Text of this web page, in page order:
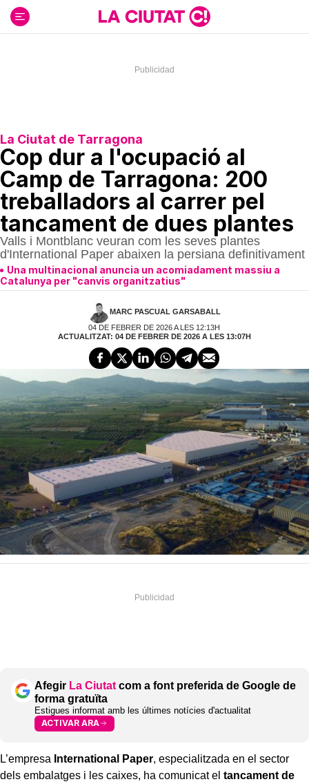
contenido
La Ciutat de Tarragona
Cop dur a l'ocupació al
Camp de Tarragona: 200
treballadors al carrer pel
tancament de dues plantes
Valls i Montblanc veuran com les seves plantes
d'International Paper abaixen la persiana definitivament
Una multinacional anuncia un acomiadament massiu a
Catalunya per "canvis organitzatius"
MARC PASCUAL GARSABALL
04 DE FEBRER DE 2026 A LES 12:13H
ACTUALITZAT: 04 DE FEBRER DE 2026 A LES 13:07H
Afegir La Ciutat com a font preferida de Google de
forma gratuïta
Estigues informat amb les últimes notícies d'actualitat
ACTIVAR ARA
L’empresa International Paper, especialitzada en el sector
dels embalatges i les caixes, ha comunicat el tancament de